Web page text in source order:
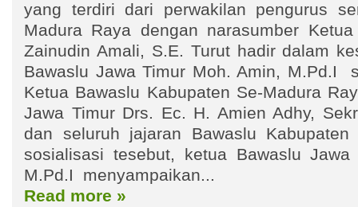
yang terdiri dari perwakilan pengurus
Madura Raya dengan narasumber
Zainudin Amali, S.E. Turut hadir dalam
Bawaslu Jawa Timur Moh. Amin, M.Pd.I
Ketua Bawaslu Kabupaten Se-Madura
Jawa Timur Drs. Ec. H. Amien Adhy,
dan seluruh jajaran Bawaslu
sosialisasi tesebut, ketua Bawaslu
M.Pd.I menyampaikan...
Read more »